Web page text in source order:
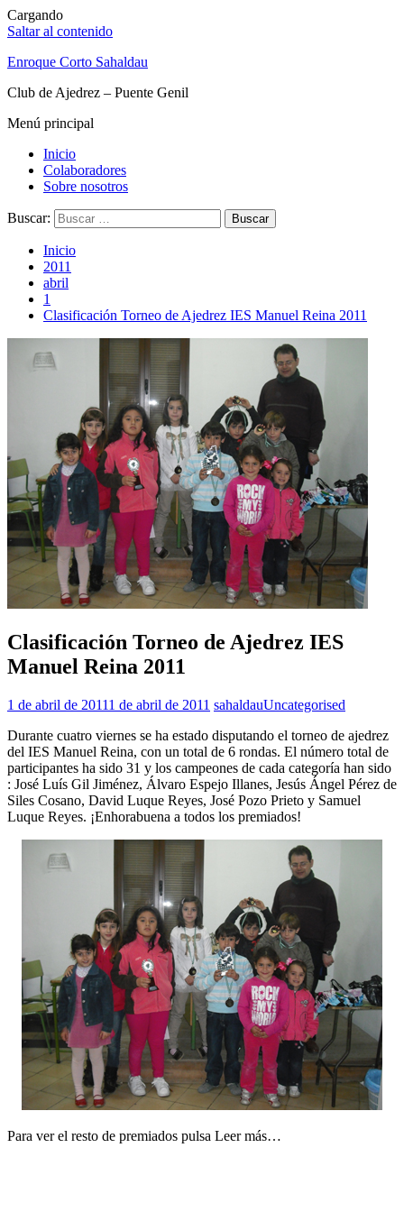
Cargando
Saltar al contenido
Enroque Corto Sahaldau
Club de Ajedrez – Puente Genil
Menú principal
Inicio
Colaboradores
Sobre nosotros
Buscar:
Inicio
2011
abril
1
Clasificación Torneo de Ajedrez IES Manuel Reina 2011
Clasificación Torneo de Ajedrez IES
Manuel Reina 2011
1 de abril de 20111 de abril de 2011 sahaldauUncategorised
Durante cuatro viernes se ha estado disputando el torneo de ajedrez
del IES Manuel Reina, con un total de 6 rondas. El número total de
participantes ha sido 31 y los campeones de cada categoría han sido
: José Luís Gil Jiménez, Álvaro Espejo Illanes, Jesús Ángel Pérez de
Siles Cosano, David Luque Reyes, José Pozo Prieto y Samuel
Luque Reyes. ¡Enhorabuena a todos los premiados!
Para ver el resto de premiados pulsa Leer más…